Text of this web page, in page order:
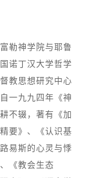
勒神学院与耶鲁
诺丁汉大学哲学
教思想研究中心
一九九四年《神
不辍，著有《加
要》、《认识基
易斯的心灵与悸
《教会生态